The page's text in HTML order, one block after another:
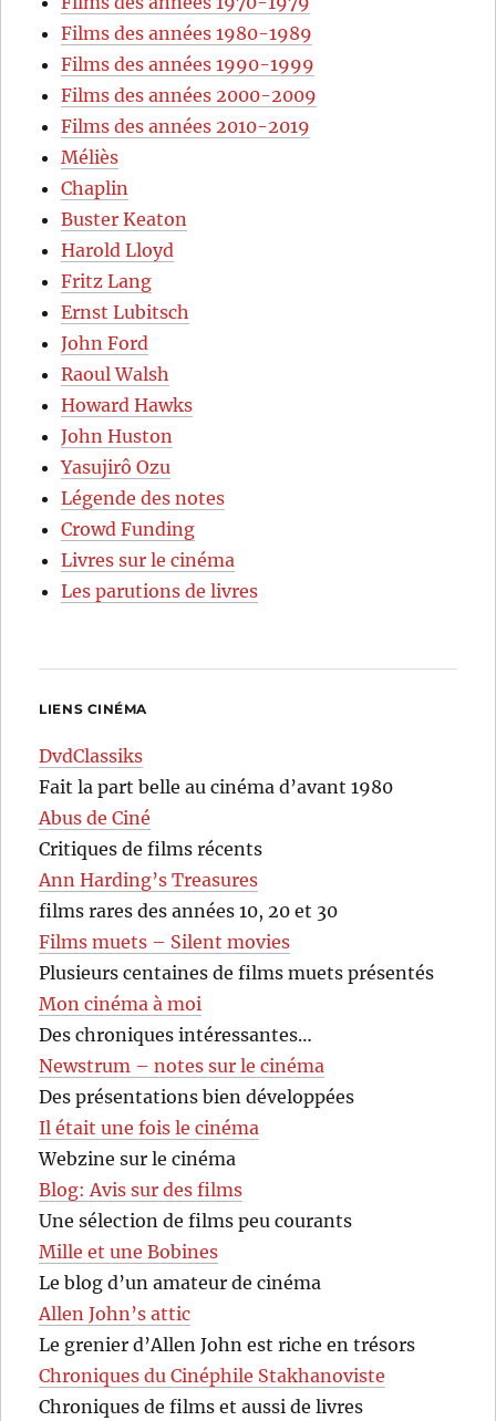
Films des années 1980-1989
Films des années 1990-1999
Films des années 2000-2009
Films des années 2010-2019
Méliès
Chaplin
Buster Keaton
Harold Lloyd
Fritz Lang
Ernst Lubitsch
John Ford
Raoul Walsh
Howard Hawks
John Huston
Yasujirô Ozu
Légende des notes
Crowd Funding
Livres sur le cinéma
Les parutions de livres
LIENS CINÉMA
DvdClassiks
Fait la part belle au cinéma d’avant 1980
Abus de Ciné
Critiques de films récents
Ann Harding’s Treasures
films rares des années 10, 20 et 30
Films muets – Silent movies
Plusieurs centaines de films muets présentés
Mon cinéma à moi
Des chroniques intéressantes…
Newstrum – notes sur le cinéma
Des présentations bien développées
Il était une fois le cinéma
Webzine sur le cinéma
Blog: Avis sur des films
Une sélection de films peu courants
Mille et une Bobines
Le blog d’un amateur de cinéma
Allen John’s attic
Le grenier d’Allen John est riche en trésors
Chroniques du Cinéphile Stakhanoviste
Chroniques de films et aussi de livres